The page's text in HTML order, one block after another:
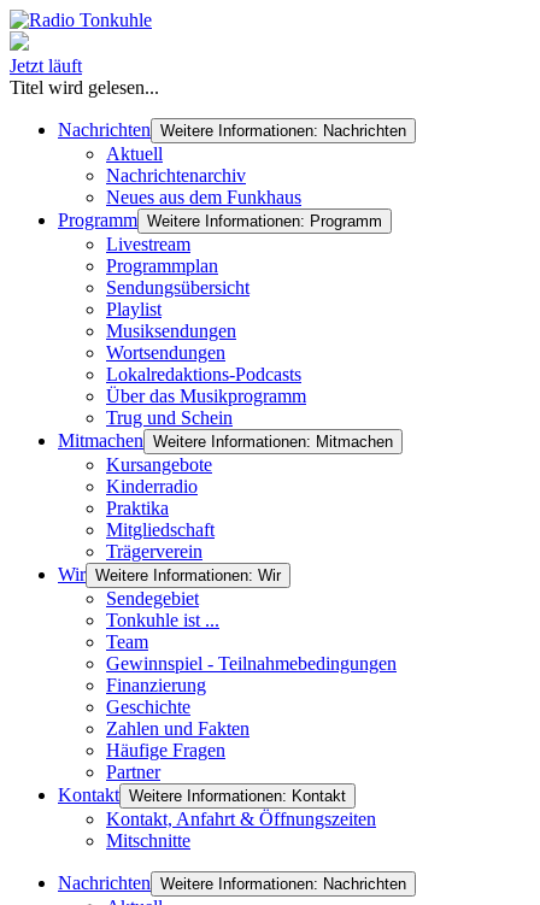
Jetzt läuft
Titel wird gelesen...
Nachrichten Weitere Informationen: Nachrichten
Aktuell
Nachrichtenarchiv
Neues aus dem Funkhaus
Programm Weitere Informationen: Programm
Livestream
Programmplan
Sendungsübersicht
Playlist
Musiksendungen
Wortsendungen
Lokalredaktions-Podcasts
Über das Musikprogramm
Trug und Schein
Mitmachen Weitere Informationen: Mitmachen
Kursangebote
Kinderradio
Praktika
Mitgliedschaft
Trägerverein
Wir Weitere Informationen: Wir
Sendegebiet
Tonkuhle ist ...
Team
Gewinnspiel - Teilnahmebedingungen
Finanzierung
Geschichte
Zahlen und Fakten
Häufige Fragen
Partner
Kontakt Weitere Informationen: Kontakt
Kontakt, Anfahrt & Öffnungszeiten
Mitschnitte
Nachrichten Weitere Informationen: Nachrichten